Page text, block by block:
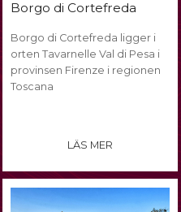
Borgo di Cortefreda
Borgo di Cortefreda ligger i
orten Tavarnelle Val di Pesa i
provinsen Firenze i regionen
Toscana
LÄS MER